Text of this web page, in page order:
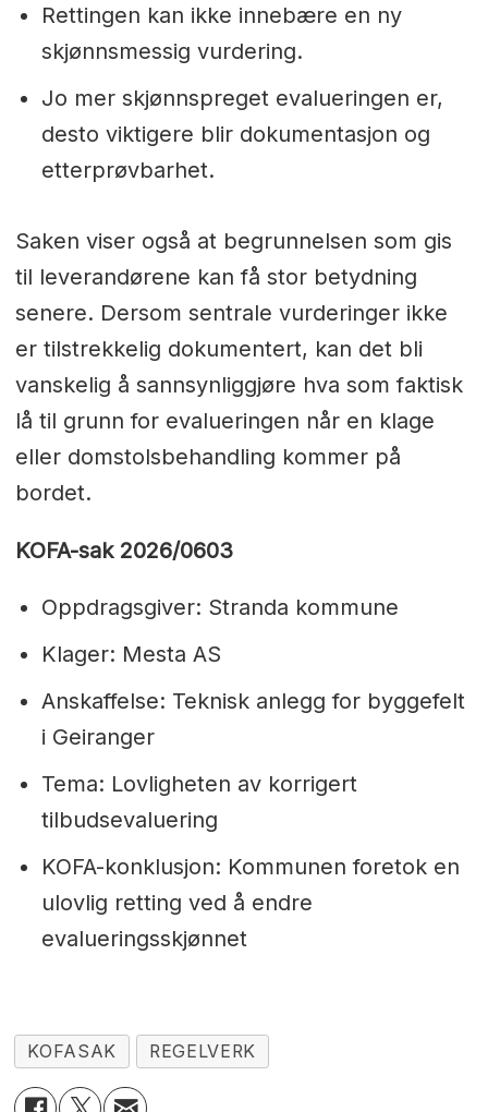
Rettingen kan ikke innebære en ny
skjønnsmessig vurdering.
Jo mer skjønnspreget evalueringen er,
desto viktigere blir dokumentasjon og
etterprøvbarhet.
Saken viser også at begrunnelsen som gis
til leverandørene kan få stor betydning
senere. Dersom sentrale vurderinger ikke
er tilstrekkelig dokumentert, kan det bli
vanskelig å sannsynliggjøre hva som faktisk
lå til grunn for evalueringen når en klage
eller domstolsbehandling kommer på
bordet.
KOFA-sak 2026/0603
Oppdragsgiver: Stranda kommune
Klager: Mesta AS
Anskaffelse: Teknisk anlegg for byggefelt
i Geiranger
Tema: Lovligheten av korrigert
tilbudsevaluering
KOFA-konklusjon: Kommunen foretok en
ulovlig retting ved å endre
evalueringsskjønnet
KOFASAK REGELVERK